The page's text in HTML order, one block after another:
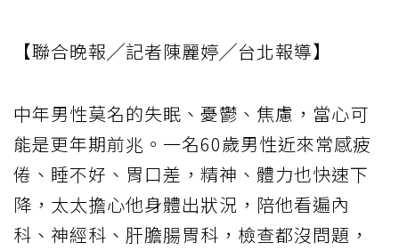
【聯合晚報╱記者陳麗婷╱台北報導】
中年男性莫名的失眠、憂鬱、焦慮，當心可
能是更年期前兆。一名60歲男性近來常感疲
倦、睡不好、胃口差，精神、體力也快速下
降，太太擔心他身體出狀況，陪他看遍內
科、神經科、肝膽腸胃科，檢查都沒問題，